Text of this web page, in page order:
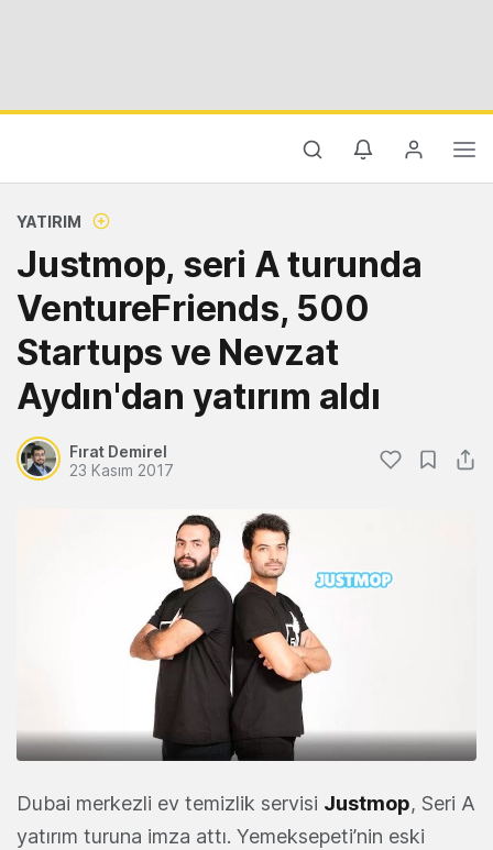
YATIRIM
Justmop, seri A turunda
VentureFriends, 500
Startups ve Nevzat
Aydın'dan yatırım aldı
Fırat Demirel
23 Kasım 2017
Dubai merkezli ev temizlik servisi Justmop, Seri A
yatırım turuna imza attı. Yemeksepeti’nin eski